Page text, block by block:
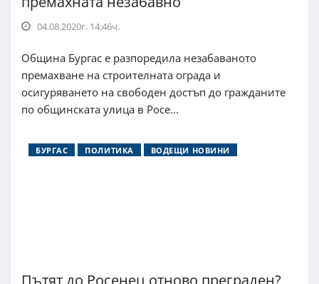
04.08.2020г. 14:46ч.
Община Бургас е разпоредила незабаваното
премахване на строителната ограда и
осигуряването на свободен достъп до гражданите
по общинската улица в Росе...
БУРГАС ПОЛИТИКА ВОДЕЩИ НОВИНИ